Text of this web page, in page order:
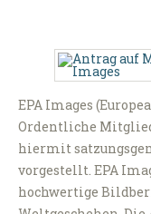
EPA Images
Ordentliche
hiermit
vorgestellt. EPA
hochwertige